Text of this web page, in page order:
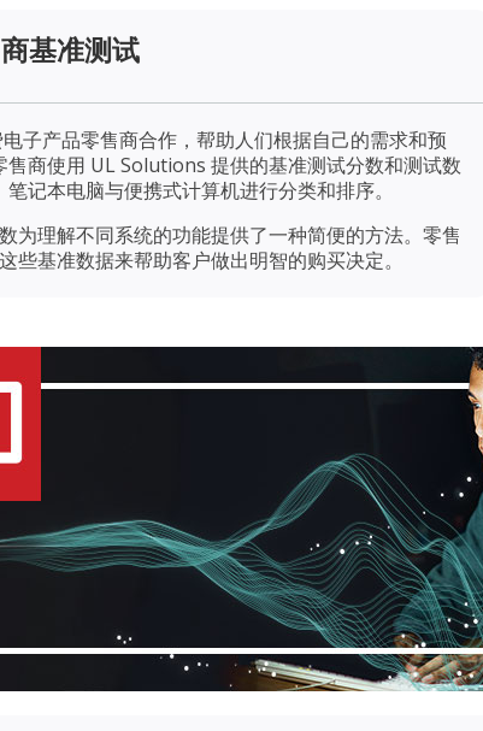
基准测试
子产品零售商合作，帮助人们根据自己的需求和预
售商使用 UL Solutions 提供的基准测试分数和测试数
记本电脑与便携式计算机进行分类和排序。
为理解不同系统的功能提供了一种简便的方法。零售
些基准数据来帮助客户做出明智的购买决定。